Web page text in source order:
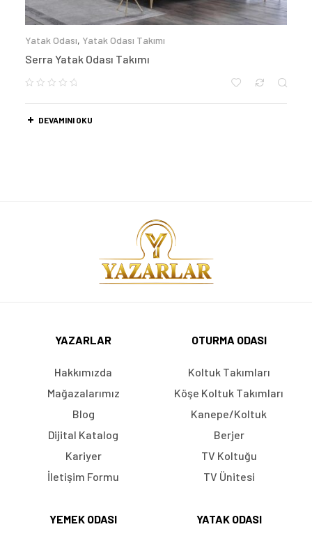
Yatak Odası, Yatak Odası Takımı
Serra Yatak Odası Takımı
DEVAMINI OKU
YAZARLAR
Hakkımızda
Mağazalarımız
Blog
Dijital Katalog
Kariyer
İletişim Formu
OTURMA ODASI
Koltuk Takımları
Köşe Koltuk Takımları
Kanepe/Koltuk
Berjer
TV Koltuğu
TV Ünitesi
YEMEK ODASI YATAK ODASI